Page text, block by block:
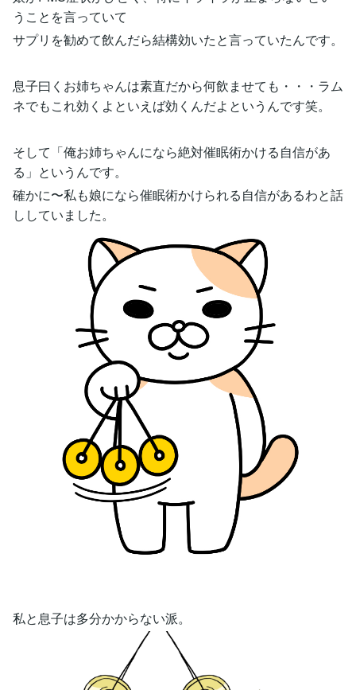
うことを言っていて
サプリを勧めて飲んだら結構効いたと言っていたんです。
息子曰くお姉ちゃんは素直だから何飲ませても・・・ラム
ネでもこれ効くよといえば効くんだよというんです笑。
そして「俺お姉ちゃんになら絶対催眠術かける自信があ
る」というんです。
確かに〜私も娘になら催眠術かけられる自信があるわと話
ししていました。
私と息子は多分かからない派。